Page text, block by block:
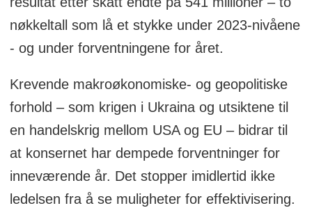
nøkkeltall som lå et stykke under 2023-nivåene
- og under forventningene for året.
Krevende makroøkonomiske- og geopolitiske
forhold – som krigen i Ukraina og utsiktene til
en handelskrig mellom USA og EU – bidrar til
at konsernet har dempede forventninger for
inneværende år. Det stopper imidlertid ikke
ledelsen fra å se muligheter for effektivisering.